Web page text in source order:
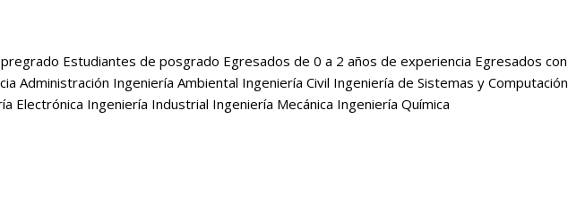
Estudiantes de posgrado Egresados de 0 a 2 años de experiencia Egresados con
Administración Ingeniería Ambiental Ingeniería Civil Ingeniería de Sistemas y Computación
Electrónica Ingeniería Industrial Ingeniería Mecánica Ingeniería Química